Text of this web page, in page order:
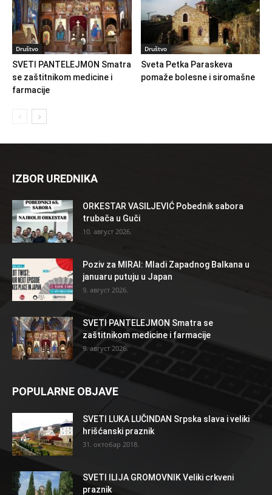
Društvo
SVETI PANTELEJMON Smatra
se zaštitnikom medicine i
farmacije
Društvo
Sveta Petka Paraskeva
pomaže bolesne i siromašne
IZBOR UREDNIKA
ORKESTAR VASILJEVIĆ Pobednik sabora
trubača u Guči
10. август 2026.
Poziv za MIRAI: Mladi Zapadnog Balkana u
januaru putuju u Japan
9. август 2026.
SVETI PANTELEJMON Smatra se
zaštitnikom medicine i farmacije
9. август 2026.
POPULARNE OBJAVE
SVETI LUKA LUČINDAN Srpska slava i veliki
hrišćanski praznik
31. октобар 2018.
SVETI ILIJA GROMOVNIK Veliki crkveni
praznik